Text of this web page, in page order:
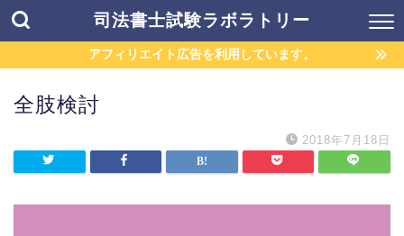
司法書士試験ラボラトリー
アフィリエイト広告を利用しています。
全肢検討
2018年7月18日